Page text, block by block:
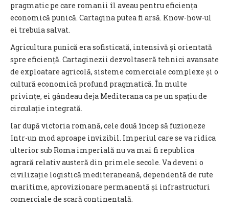
pragmatic pe care romanii îl aveau pentru eficiența
economică punică. Cartagina putea fi arsă. Know-how-ul
ei trebuia salvat.
Agricultura punică era sofisticată, intensivă și orientată
spre eficiență. Cartaginezii dezvoltaseră tehnici avansate
de exploatare agricolă, sisteme comerciale complexe și o
cultură economică profund pragmatică. În multe
privințe, ei gândeau deja Mediterana ca pe un spațiu de
circulație integrată.
Iar după victoria romană, cele două încep să fuzioneze
într-un mod aproape invizibil. Imperiul care se va ridica
ulterior sub Roma imperială nu va mai fi republica
agrară relativ austeră din primele secole. Va deveni o
civilizație logistică mediteraneană, dependentă de rute
maritime, aprovizionare permanentă și infrastructuri
comerciale de scară continentală.